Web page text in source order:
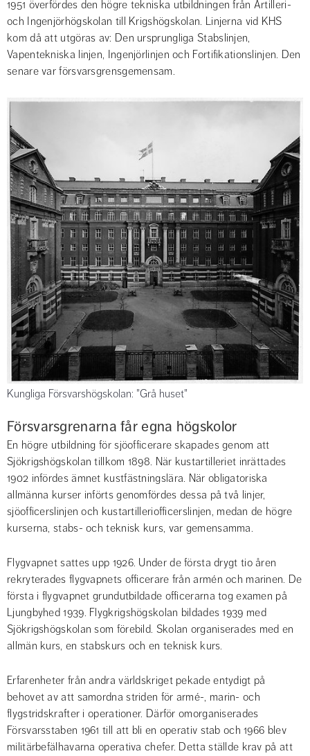
1951 överfördes den högre tekniska utbildningen från Artilleri-
och Ingenjörhögskolan till Krigshögskolan. Linjerna vid KHS
kom då att utgöras av: Den ursprungliga Stabslinjen,
Vapentekniska linjen, Ingenjörlinjen och Fortifikationslinjen. Den
senare var försvarsgrensgemensam.
Kungliga Försvarshögskolan: "Grå huset"
Försvarsgrenarna får egna högskolor
En högre utbildning för sjöofficerare skapades genom att
Sjökrigshögskolan tillkom 1898. När kustartilleriet inrättades
1902 infördes ämnet kustfästningslära. När obligatoriska
allmänna kurser införts genomfördes dessa på två linjer,
sjöofficerslinjen och kustartilleriofficerslinjen, medan de högre
kurserna, stabs- och teknisk kurs, var gemensamma.
Flygvapnet sattes upp 1926. Under de första drygt tio åren
rekryterades flygvapnets officerare från armén och marinen. De
första i flygvapnet grundutbildade officerarna tog examen på
Ljungbyhed 1939. Flygkrigshögskolan bildades 1939 med
Sjökrigshögskolan som förebild. Skolan organiserades med en
allmän kurs, en stabskurs och en teknisk kurs.
Erfarenheter från andra världskriget pekade entydigt på
behovet av att samordna striden för armé-, marin- och
flygstridskrafter i operationer. Därför omorganiserades
Försvarsstaben 1961 till att bli en operativ stab och 1966 blev
militärbefälhavarna operativa chefer. Detta ställde krav på att